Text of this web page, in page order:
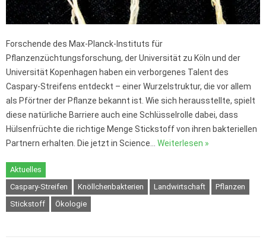
Forschende des Max-Planck-Instituts für
Pflanzenzüchtungsforschung, der Universität zu Köln und der
Universität Kopenhagen haben ein verborgenes Talent des
Caspary-Streifens entdeckt – einer Wurzelstruktur, die vor allem
als Pförtner der Pflanze bekannt ist. Wie sich herausstellte, spielt
diese natürliche Barriere auch eine Schlüsselrolle dabei, dass
Hülsenfrüchte die richtige Menge Stickstoff von ihren bakteriellen
Partnern erhalten. Die jetzt in Science… Weiterlesen »
Aktuelles
Caspary-Streifen
Knöllchenbakterien Landwirtschaft
Pflanzen
Stickstoff
Ökologie